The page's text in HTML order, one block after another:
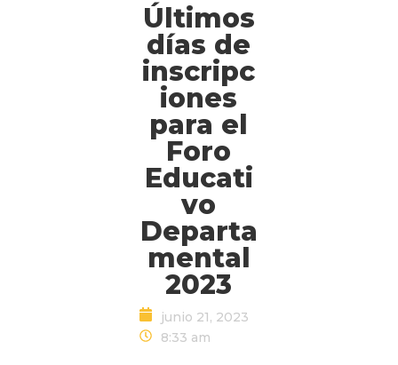
Últimos
días de
inscripc
iones
para el
Foro
Educati
vo
Departa
mental
2023
junio 21, 2023
8:33 am